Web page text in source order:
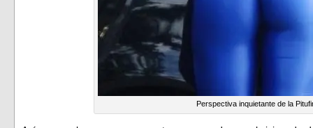
Perspectiva inquietante de la